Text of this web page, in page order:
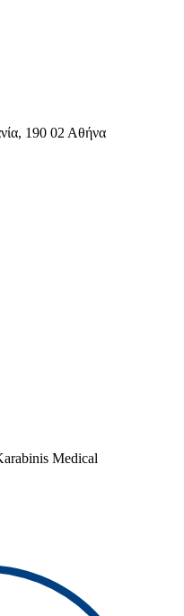
190 02 Αθήνα
Medical